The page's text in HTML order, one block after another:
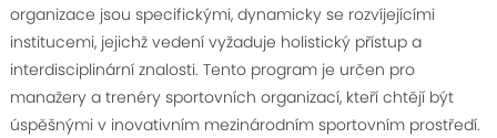
organizace jsou specifickými, dynamicky se rozvíjejícími
institucemi, jejichž vedení vyžaduje holistický přístup a
interdisciplinární znalosti. Tento program je určen pro
manažery a trenéry sportovních organizací, kteří chtějí být
úspěšnými v inovativním mezinárodním sportovním prostředí.